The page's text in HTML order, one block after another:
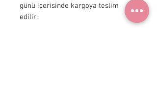
günü içerisinde kargoya teslim
edilir.